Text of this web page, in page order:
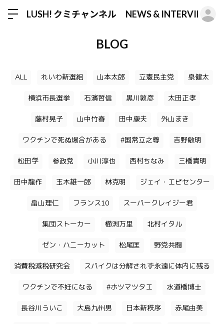
LUSH! クミチャンネル NEWS & INTERVIEW
BLOG
ALL れいわ新選組 山本太郎 立憲民主党 泉健太
横浜市長選挙 石濱哲信 黒川敦彦 太田正孝
藤村晃子 山中竹春 田中康夫 外山まき
ワクチンで死ぬ場合がある #国常立之尊 吉野敏明
松田学 参政党 小川淳也 西村ちなみ 三橋貴明
田中龍作 玉木雄一郎 林克明 ジェイ・エピセンター
畠山理仁 フランス10 スーパークレイジー君
集団ストーカー 櫛渕万里 北村イタル
ゼン・ハニーカット 松尾匡 野党共闘
消費税減税研究会 スパイクは分解されず永遠に体内に残る
ワクチンで不妊になる #ホツマツタエ 水道橋博士
長谷川ういこ 大島九州男 日本新秩序 赤尾由美